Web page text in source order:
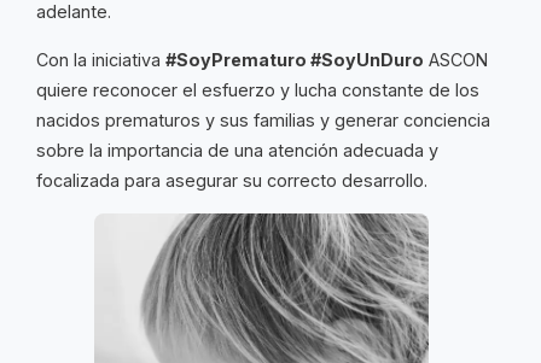
adelante.
Con la iniciativa #SoyPrematuro #SoyUnDuro ASCON
quiere reconocer el esfuerzo y lucha constante de los
nacidos prematuros y sus familias y generar conciencia
sobre la importancia de una atención adecuada y
focalizada para asegurar su correcto desarrollo.